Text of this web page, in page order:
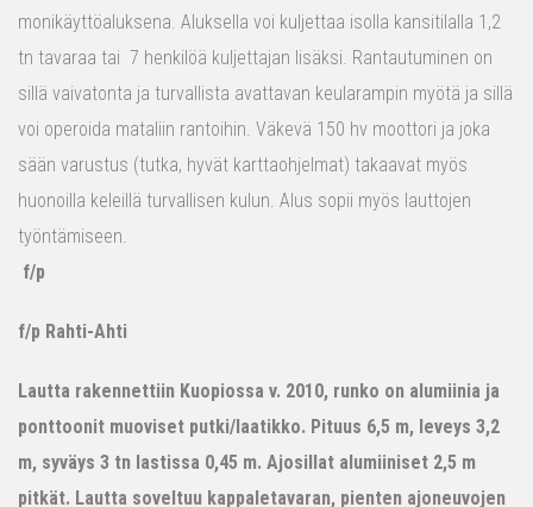
monikäyttöaluksena. Aluksella voi kuljettaa isolla kansitilalla 1,2
tn tavaraa tai 7 henkilöä kuljettajan lisäksi. Rantautuminen on
sillä vaivatonta ja turvallista avattavan keularampin myötä ja sillä
voi operoida mataliin rantoihin. Väkevä 150 hv moottori ja joka
sään varustus (tutka, hyvät karttaohjelmat) takaavat myös
huonoilla keleillä turvallisen kulun. Alus sopii myös lauttojen
työntämiseen.
f/p
f/p Rahti-Ahti
Lautta rakennettiin Kuopiossa v. 2010, runko on alumiinia ja
ponttoonit muoviset putki/laatikko. Pituus 6,5 m, leveys 3,2
m, syväys 3 tn lastissa 0,45 m. Ajosillat alumiiniset 2,5 m
pitkät. Lautta soveltuu kappaletavaran, pienten ajoneuvojen